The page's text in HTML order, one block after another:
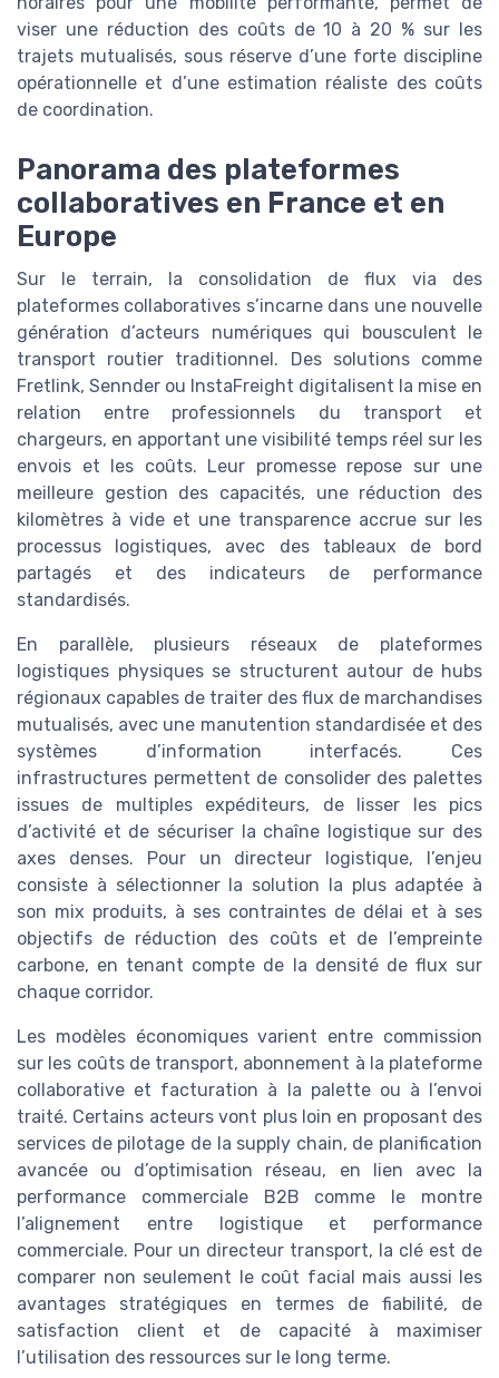
viser une réduction des coûts de 10 à 20 % sur les
trajets mutualisés, sous réserve d’une forte discipline
opérationnelle et d’une estimation réaliste des coûts
de coordination.
Panorama des plateformes
collaboratives en France et en
Europe
Sur le terrain, la consolidation de flux via des
plateformes collaboratives s’incarne dans une nouvelle
génération d’acteurs numériques qui bousculent le
transport routier traditionnel. Des solutions comme
Fretlink, Sennder ou InstaFreight digitalisent la mise en
relation entre professionnels du transport et
chargeurs, en apportant une visibilité temps réel sur les
envois et les coûts. Leur promesse repose sur une
meilleure gestion des capacités, une réduction des
kilomètres à vide et une transparence accrue sur les
processus logistiques, avec des tableaux de bord
partagés et des indicateurs de performance
standardisés.
En parallèle, plusieurs réseaux de plateformes
logistiques physiques se structurent autour de hubs
régionaux capables de traiter des flux de marchandises
mutualisés, avec une manutention standardisée et des
systèmes d’information interfacés. Ces
infrastructures permettent de consolider des palettes
issues de multiples expéditeurs, de lisser les pics
d’activité et de sécuriser la chaîne logistique sur des
axes denses. Pour un directeur logistique, l’enjeu
consiste à sélectionner la solution la plus adaptée à
son mix produits, à ses contraintes de délai et à ses
objectifs de réduction des coûts et de l’empreinte
carbone, en tenant compte de la densité de flux sur
chaque corridor.
Les modèles économiques varient entre commission
sur les coûts de transport, abonnement à la plateforme
collaborative et facturation à la palette ou à l’envoi
traité. Certains acteurs vont plus loin en proposant des
services de pilotage de la supply chain, de planification
avancée ou d’optimisation réseau, en lien avec la
performance commerciale B2B comme le montre
l’alignement entre logistique et performance
commerciale. Pour un directeur transport, la clé est de
comparer non seulement le coût facial mais aussi les
avantages stratégiques en termes de fiabilité, de
satisfaction client et de capacité à maximiser
l’utilisation des ressources sur le long terme.